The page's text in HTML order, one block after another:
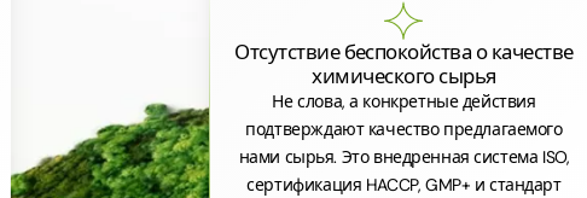
Отсутствие беспокойства о качестве
химического сырья
Не слова, а конкретные действия
подтверждают качество предлагаемого
нами сырья. Это внедренная система ISO,
сертификация HACCP, GMP+ и стандарт